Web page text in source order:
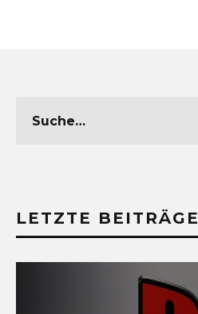
LETZTE BEITRÄGE